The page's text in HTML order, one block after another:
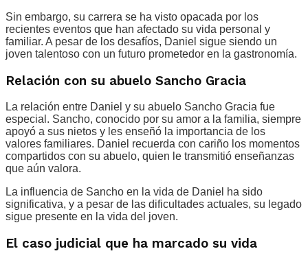
Sin embargo, su carrera se ha visto opacada por los
recientes eventos que han afectado su vida personal y
familiar. A pesar de los desafíos, Daniel sigue siendo un
joven talentoso con un futuro prometedor en la gastronomía.
Relación con su abuelo Sancho Gracia
La relación entre Daniel y su abuelo Sancho Gracia fue
especial. Sancho, conocido por su amor a la familia, siempre
apoyó a sus nietos y les enseñó la importancia de los
valores familiares. Daniel recuerda con cariño los momentos
compartidos con su abuelo, quien le transmitió enseñanzas
que aún valora.
La influencia de Sancho en la vida de Daniel ha sido
significativa, y a pesar de las dificultades actuales, su legado
sigue presente en la vida del joven.
El caso judicial que ha marcado su vida